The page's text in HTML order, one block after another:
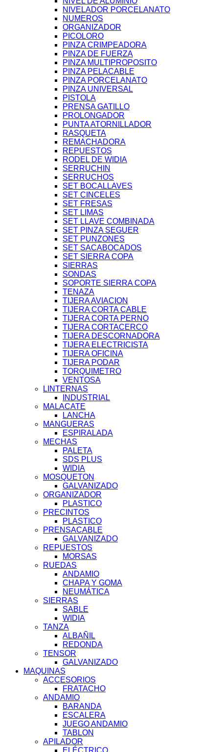
NIVELADOR PORCELANATO
NUMEROS
ORGANIZADOR
PICOLORO
PINZA CRIMPEADORA
PINZA DE FUERZA
PINZA MULTIPROPOSITO
PINZA PELACABLE
PINZA PORCELANATO
PINZA UNIVERSAL
PISTOLA
PRENSA GATILLO
PROLONGADOR
PUNTA ATORNILLADOR
RASQUETA
REMACHADORA
REPUESTOS
RODEL DE WIDIA
SERRUCHIN
SERRUCHOS
SET BOCALLAVES
SET CINCELES
SET FRESAS
SET LIMAS
SET LLAVE COMBINADA
SET PINZA SEGUER
SET PUNZONES
SET SACABOCADOS
SET SIERRA COPA
SIERRAS
SONDAS
SOPORTE SIERRA COPA
TENAZA
TIJERA AVIACION
TIJERA CORTA CABLE
TIJERA CORTA PERNO
TIJERA CORTACERCO
TIJERA DESCORNADORA
TIJERA ELECTRICISTA
TIJERA OFICINA
TIJERA PODAR
TORQUIMETRO
VENTOSA
LINTERNAS
INDUSTRIAL
MALACATE
LANCHA
MANGUERAS
ESPIRALADA
MECHAS
PALETA
SDS PLUS
WIDIA
MOSQUETON
GALVANIZADO
ORGANIZADOR
PLASTICO
PRECINTOS
PLASTICO
PRENSACABLE
GALVANIZADO
REPUESTOS
MORSAS
RUEDAS
ANDAMIO
CHAPA Y GOMA
NEUMÁTICA
SIERRAS
SABLE
WIDIA
TANZA
ALBAÑIL
REDONDA
TENSOR
GALVANIZADO
MAQUINAS
ACCESORIOS
FRATACHO
ANDAMIO
BARANDA
ESCALERA
JUEGO ANDAMIO
TABLON
APILADOR
ELÉCTRICO